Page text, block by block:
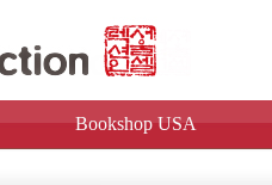
Bookshop USA